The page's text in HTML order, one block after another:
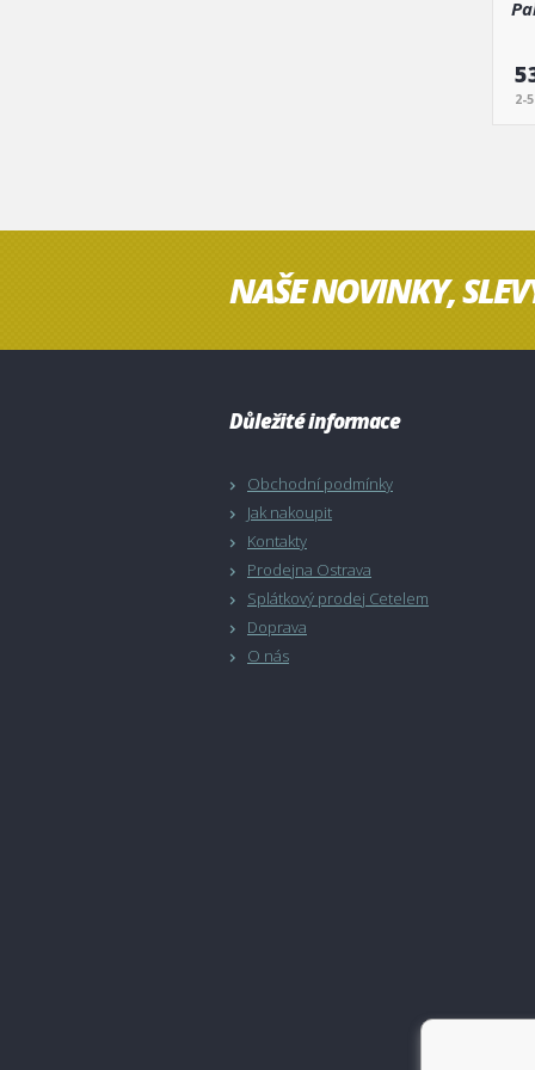
2-
NAŠE NOVINKY,
Důležité informace
Obchodní podmínky
Jak nakoupit
Kontakty
Prodejna Ostrava
Splátkový prodej Cetelem
Doprava
O nás